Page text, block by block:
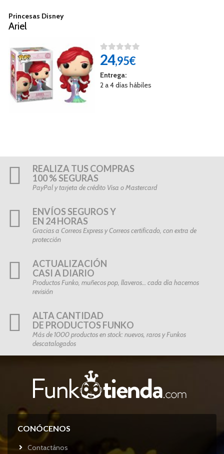
Princesas Disney
Ariel
24,95€
Entrega:
2 a 4 días hábiles
REALIZA TUS COMPRAS
100 % SEGURAS
PayPal y tarjeta de crédito Visa o Mastercard
ENVÍOS SEGUROS Y
EN 24 HORAS
Gracias a Correos Express y Correos certificado, con extra de
protección
ACTUALIZACIÓN
CASI A DIARIO
Productos Funko, muñecos pop, llaveros… cada día hacemos
revisión
ALTA CANTIDAD
DE PRODUCTOS FUNKO
Más de 1000 productos en stock: nuevos, raros y Funkos
descatalogados
CONÓCENOS
Contactános